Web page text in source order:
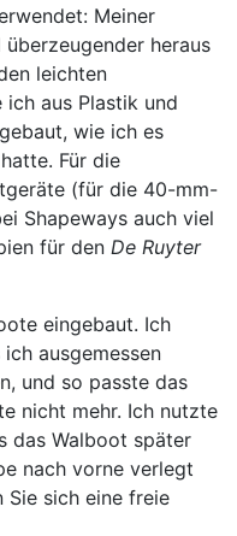
Meiner
heraus
leichten
ich aus Plastik und
wie ich es
Für die
(für die 40-mm-
Shapeways auch viel
für den De Ruyter
eingebaut. Ich
ausgemessen
und so passte das
nicht mehr. Ich nutzte
das Walboot später
nach vorne verlegt
Sie sich eine freie